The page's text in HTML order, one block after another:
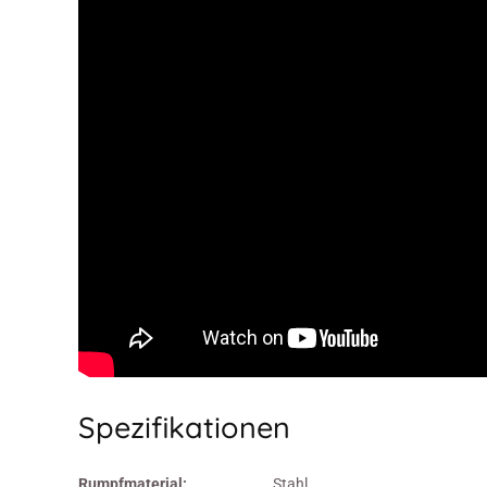
Spezifikationen
Rumpfmaterial: Stahl